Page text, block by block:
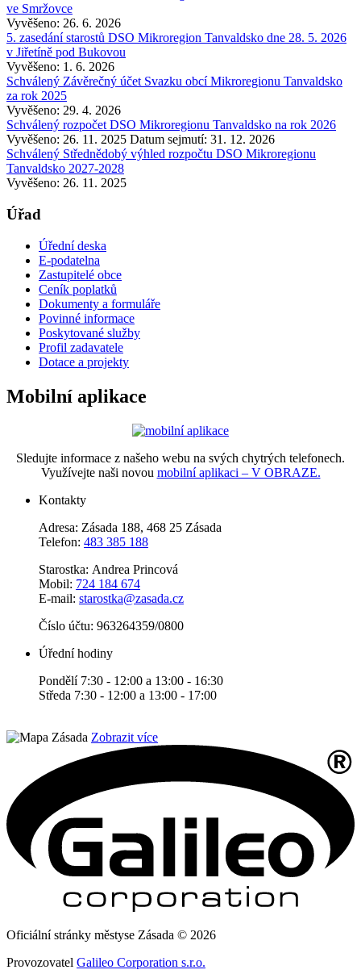
ve Smržovce
Vyvěšeno: 26. 6. 2026
5. zasedání starostů DSO Mikroregion Tanvaldsko dne 28. 5. 2026
v Jiřetíně pod Bukovou
Vyvěšeno: 1. 6. 2026
Schválený Závěrečný účet Svazku obcí Mikroregionu Tanvaldsko
za rok 2025
Vyvěšeno: 29. 4. 2026
Schválený rozpočet DSO Mikroregionu Tanvaldsko na rok 2026
Vyvěšeno: 26. 11. 2025 Datum sejmutí: 31. 12. 2026
Schválený Střednědobý výhled rozpočtu DSO Mikroregionu
Tanvaldsko 2027-2028
Vyvěšeno: 26. 11. 2025
Úřad
Úřední deska
E-podatelna
Zastupitelé obce
Ceník poplatků
Dokumenty a formuláře
Povinné informace
Poskytované služby
Profil zadavatele
Dotace a projekty
Mobilní aplikace
Sledujte informace z našeho webu na svých chytrých telefonech.
Využívejte naši novou mobilní aplikaci – V OBRAZE.
Kontakty
Adresa: Zásada 188, 468 25 Zásada
Telefon: 483 385 188
Starostka: Andrea Princová
Mobil: 724 184 674
E-mail: starostka@zasada.cz
Číslo účtu: 963264359/0800
Úřední hodiny
Pondělí 7:30 - 12:00 a 13:00 - 16:30
Středa 7:30 - 12:00 a 13:00 - 17:00
Zobrazit více
Oficiální stránky městyse Zásada © 2026
Provozovatel Galileo Corporation s.r.o.